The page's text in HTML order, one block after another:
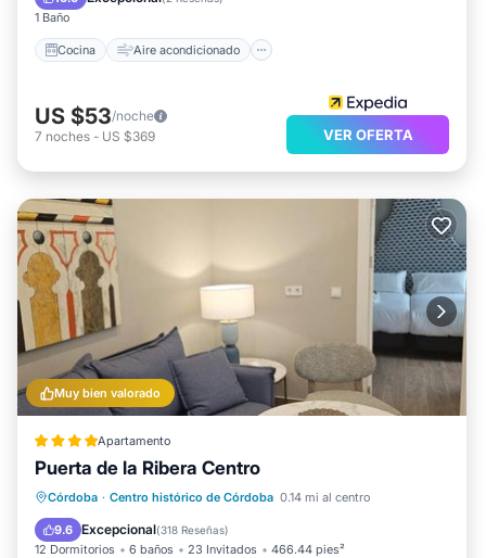
1 Baño
Cocina Aire acondicionado
US $53/noche
7 noches - US $369 VER OFERTA
Muy bien valorado
Apartamento
Puerta de la Ribera Centro
Córdoba · Centro histórico de Córdoba 0.14 mi al centro
9.6 Excepcional(318 Reseñas)
12 Dormitorios 6 baños 23 Invitados 466.44 pies²
Frente al mar
Vista al mar
Balcón/Terraza